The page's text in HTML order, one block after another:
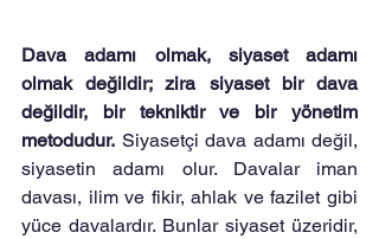
Dava adamı olmak, siyaset adamı
olmak değildir; zira siyaset bir dava
değildir, bir tekniktir ve bir yönetim
metodudur. Siyasetçi dava adamı değil,
siyasetin adamı olur. Davalar iman
davası, ilim ve fikir, ahlak ve fazilet gibi
yüce davalardır. Bunlar siyaset üzeridir,